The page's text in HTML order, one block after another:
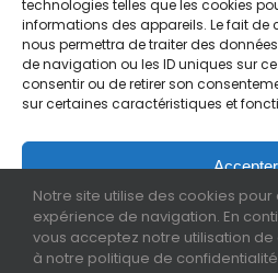
technologies telles que les cookies
informations des appareils. Le fait de
nous permettra de traiter des
de navigation ou les ID uniques sur
consentir ou de retirer son
sur certaines caractéristiques et
Accepter
Refuser
Voir les
Paraefti | 23 septembre 2019 |
Cette
semaine
avec
l’Automne,
et
beaucoup
Mentions légales
confidentialité
Notre site utilise des cookies
expérience de navigation. En
vous acceptez notre utilisation
à notre politique de